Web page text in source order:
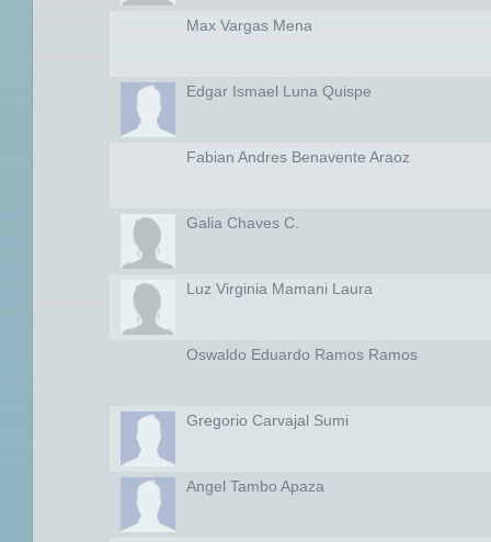
Max Vargas Mena
Edgar Ismael Luna Quispe
Fabian Andres Benavente Araoz
Galia Chaves C.
Luz Virginia Mamani Laura
Oswaldo Eduardo Ramos Ramos
Gregorio Carvajal Sumi
Angel Tambo Apaza